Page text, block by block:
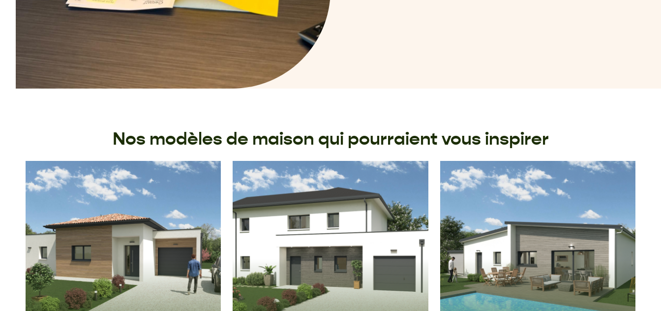
Nos modèles de maison qui pourraient vous inspirer